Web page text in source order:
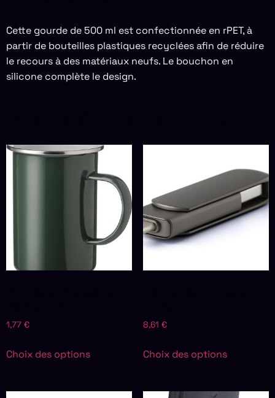
Cette gourde de 500 ml est confectionnée en rPET, à
partir de bouteilles plastiques recyclées afin de réduire
le recours à des matériaux neufs. Le bouchon en
silicone complète le design.
1,77 €
Choix des options
8,61 €
Choix des options